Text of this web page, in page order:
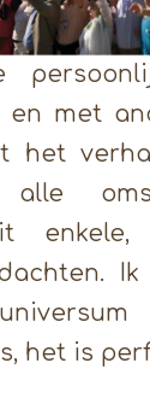
en met
het
enkele,
het is